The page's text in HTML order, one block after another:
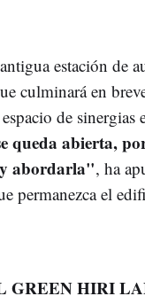
estación de
culminará en
de sinergias
queda abierta,
abordarla", ha
permanezca el
GREEN HIRI